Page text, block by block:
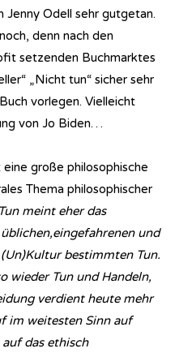
Jenny Odell sehr gutgetan.
denn nach den
setzenden Buchmarktes
„Nicht tun“ sicher sehr
vorlegen. Vielleicht
von Jo Biden…
eine große philosophische
Thema philosophischer
meint eher das
und
bestimmten Tun.
wieder Tun und Handeln,
verdient heute mehr
im weitesten Sinn auf
auf das ethisch